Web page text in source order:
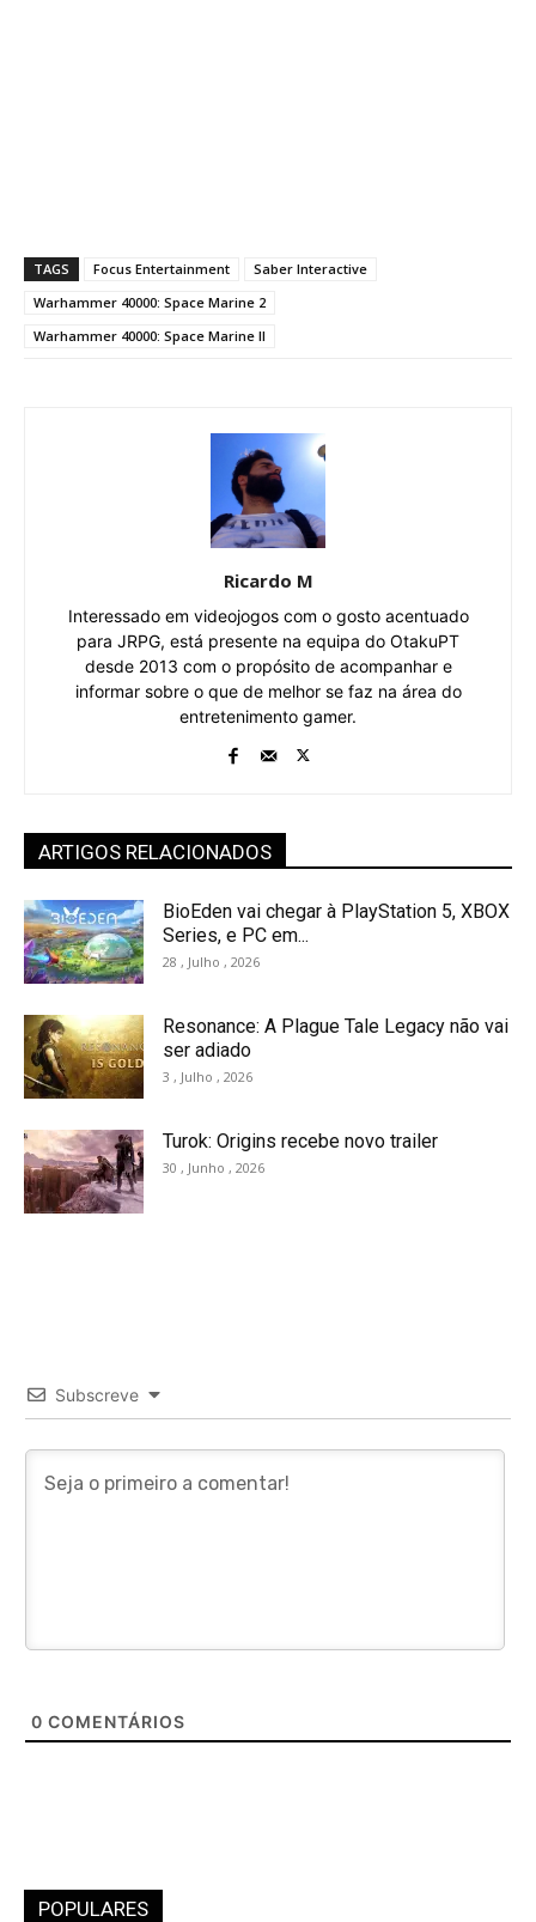
TAGS Focus Entertainment
Saber Interactive
Warhammer 40000: Space Marine 2
Warhammer 40000: Space Marine II
Ricardo M
Interessado em videojogos com o gosto acentuado
para JRPG, está presente na equipa do OtakuPT
desde 2013 com o propósito de acompanhar e
informar sobre o que de melhor se faz na área do
entretenimento gamer.
ARTIGOS RELACIONADOS
BioEden vai chegar à PlayStation 5, XBOX
Series, e PC em...
28 , Julho , 2026
Resonance: A Plague Tale Legacy não vai
ser adiado
3 , Julho , 2026
Turok: Origins recebe novo trailer
30 , Junho , 2026
Subscreve
0 COMENTÁRIOS
POPULARES